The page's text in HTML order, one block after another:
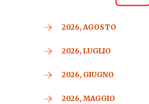
2026, AGOSTO
2026, LUGLIO
2026, GIUGNO
2026, MAGGIO